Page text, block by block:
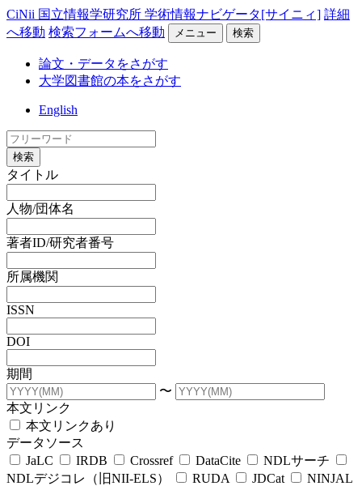
CiNii 国立情報学研究所 学術情報ナビゲータ[サイニィ] 詳細
へ移動 検索フォームへ移動 メニュー 検索
論文・データをさがす
大学図書館の本をさがす
English
検索
タイトル
人物/団体名
著者ID/研究者番号
所属機関
ISSN
DOI
期間
〜
本文リンク
本文リンクあり
データソース
JaLC
IRDB Crossref DataCite
NDLサーチ
NDLデジコレ（旧NII-ELS）
RUDA JDCat
NINJAL